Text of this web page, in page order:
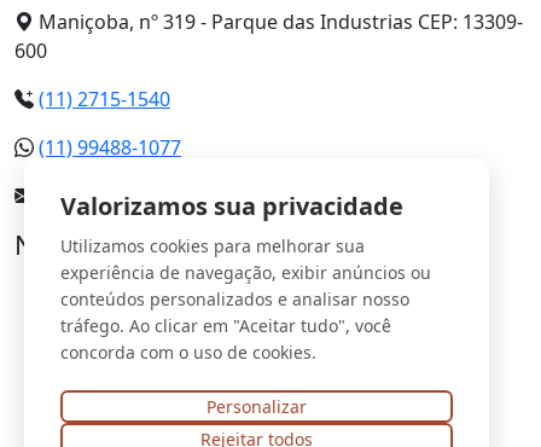
Maniçoba, nº 319 - Parque das Industrias CEP: 13309-
600
(11) 2715-1540
(11) 99488-1077
contato@liftco.com.br
Nossas Páginas
Home
Sobre nós
Serviços
Mapa do site
Valorizamos sua privacidade
Utilizamos cookies para melhorar sua
experiência de navegação, exibir anúncios ou
conteúdos personalizados e analisar nosso
tráfego. Ao clicar em "Aceitar tudo", você
concorda com o uso de cookies.
Personalizar
Rejeitar todos